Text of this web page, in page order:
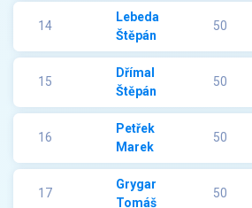
14
Lebeda
Štěpán
50
15
Dřímal
Štěpán
50
16
Petřek
Marek
50
17
Grygar
Tomáš
50